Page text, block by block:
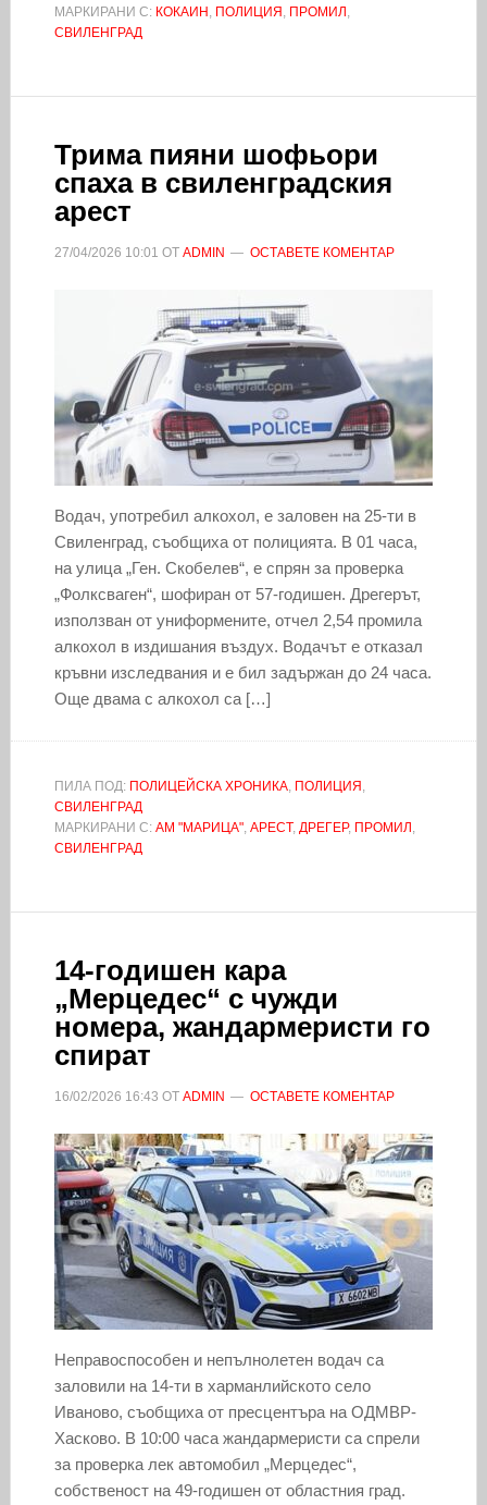
МАРКИРАНИ С: КОКАИН , ПОЛИЦИЯ , ПРОМИЛ ,
СВИЛЕНГРАД
Трима пияни шофьори
спаха в свиленградския
арест
27/04/2026 10:01 ОТ ADMIN ОСТАВЕТЕ КОМЕНТАР
Водач, употребил алкохол, е заловен на 25-ти в
Свиленград, съобщиха от полицията. В 01 часа,
на улица „Ген. Скобелев“, е спрян за проверка
„Фолксваген“, шофиран от 57-годишен. Дрегерът,
използван от униформените, отчел 2,54 промила
алкохол в издишания въздух. Водачът е отказал
кръвни изследвания и е бил задържан до 24 часа.
Още двама с алкохол са […]
ПИЛА ПОД: ПОЛИЦЕЙСКА ХРОНИКА, ПОЛИЦИЯ ,
СВИЛЕНГРАД
МАРКИРАНИ С: АМ "МАРИЦА", АРЕСТ, ДРЕГЕР, ПРОМИЛ ,
СВИЛЕНГРАД
14-годишен кара
„Мерцедес“ с чужди
номера, жандармеристи го
спират
16/02/2026 16:43 ОТ ADMIN ОСТАВЕТЕ КОМЕНТАР
Неправоспособен и непълнолетен водач са
заловили на 14-ти в харманлийското село
Иваново, съобщиха от пресцентъра на ОДМВР-
Хасково. В 10:00 часа жандармеристи са спрели
за проверка лек автомобил „Мерцедес“,
собственост на 49-годишен от областния град.